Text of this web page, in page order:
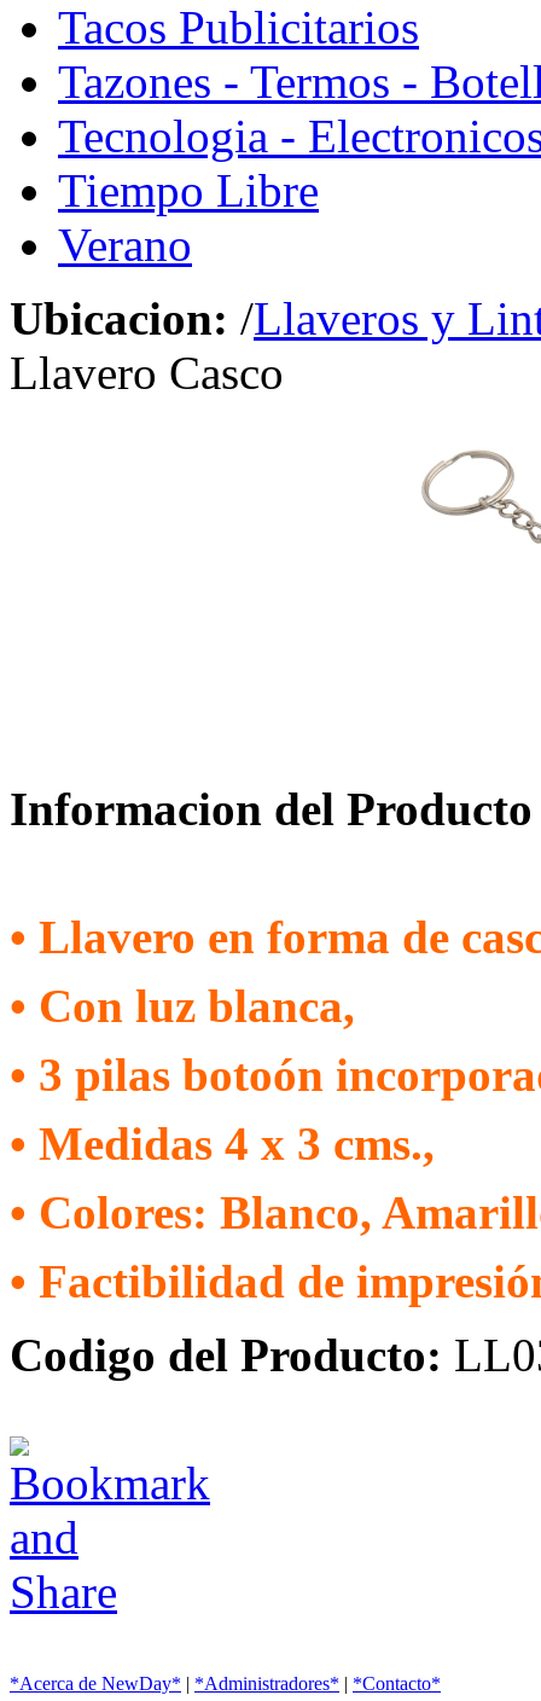
Tacos Publicitarios
Tazones - Termos -
Tecnologia -
Tiempo Libre
Verano
Ubicacion: /Llaveros y
Llavero Casco
Informacion del Producto
• Llavero en forma de
• Con luz blanca,
• 3 pilas botoón
• Medidas 4 x 3 cms.,
• Colores: Blanco,
• Factibilidad de
Codigo del Producto:
*Acerca de NewDay* | *Administradores* | *Contacto*